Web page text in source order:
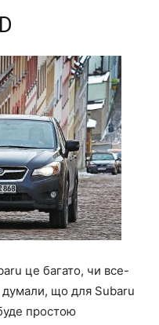
це багато, чи все-
думали, що для Subaru
простою